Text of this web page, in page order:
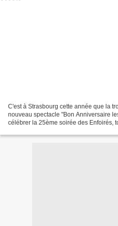
C'est à Strasbourg cette année que la
nouveau spectacle "Bon Anniversaire
célébrer la 25ème soirée des Enfoirés,